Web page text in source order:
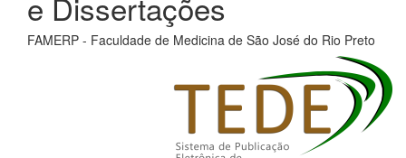
FAMERP - Faculdade de Medicina de São José do Rio Preto